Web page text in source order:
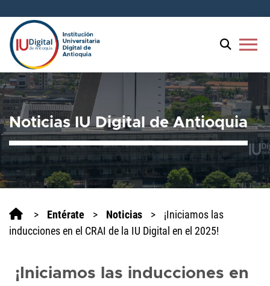
menu
Noticias IU Digital de Antioquia
> Entérate > Noticias >
¡Iniciamos las
inducciones en el CRAI de la IU Digital en el 2025!
¡Iniciamos las inducciones en